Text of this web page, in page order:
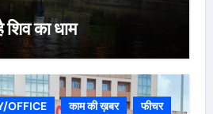
का धाम
OFFICE काम की ख़बर फीचर